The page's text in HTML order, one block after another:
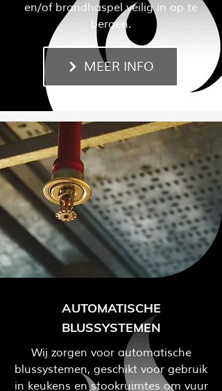
en/of brandhaspel veilig in op te
bergen.
MEER INFO
AUTOMATISCHE
BLUSSYSTEMEN
Wij zorgen voor automatische
blussystemen, geschikt voor gebruik
in keukens en stookruimtes om vuur